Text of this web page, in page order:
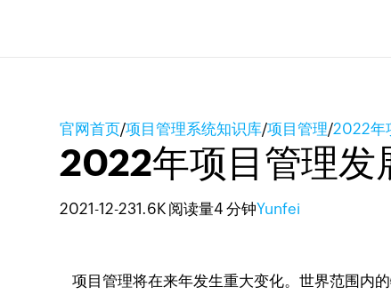
官网首页/项目管理系统知识库/项目管理/2022年
2022年项目管理发
2021-12-231.6K 阅读量4 分钟Yunfei
项目管理将在来年发生重大变化。世界范围内